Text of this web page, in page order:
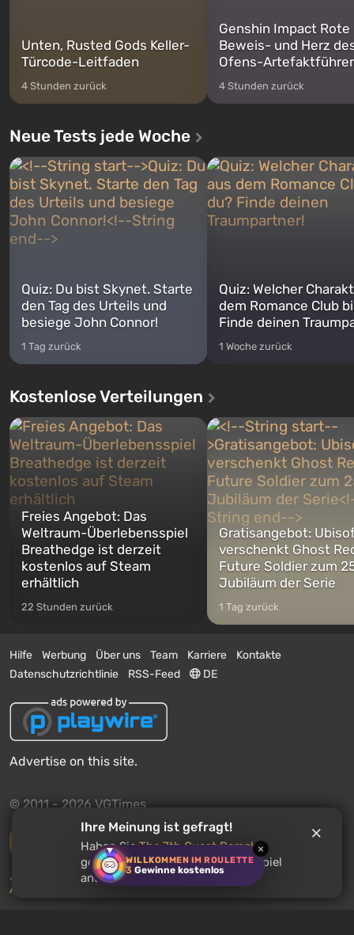
WILLKOMMEN IM ROULETTE
3 Gewinne kostenlos
×
Unten, Rusted Gods Keller-
Türcode-Leitfaden
4 Stunden zurück
Genshin Impact Rote
Beweis- und Herz
Ofens-Artefaktführer
4 Stunden zurück
Neue Tests jede Woche
Quiz: Du bist Skynet. Starte
den Tag des Urteils und
besiege John Connor!
1 Tag zurück
Quiz: Welcher
dem Romance Club
Finde deinen
1 Woche zurück
Kostenlose Verteilungen
Freies Angebot: Das
Weltraum-Überlebensspiel
Breathedge ist derzeit
kostenlos auf Steam
erhältlich
22 Stunden zurück
Gratisangebot:
verschenkt Ghost
Future Soldier zum
Jubiläum der Serie
1 Tag zurück
Hilfe Werbung Über uns Team Karriere
Kontakte
Datenschutzrichtlinie
RSS-Feed DE
Advertise on this site.
© 2011 - 2026 VGTimes
Vollständige Version
Push-Benachrichtigungen über Nachrichten:
Aktivieren
Ihre Meinung ist gefragt!
Haben SieThe 7th Guest Remake
gespielt? Empfehlen Sie dieses Spiel
anderen Nutzern?